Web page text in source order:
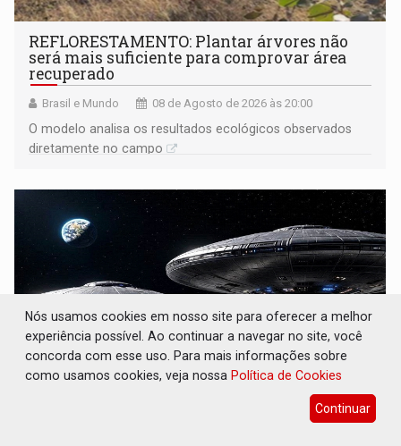
REFLORESTAMENTO: Plantar árvores não
será mais suficiente para comprovar área
recuperado
Brasil e Mundo 08 de Agosto de 2026 às 20:00
O modelo analisa os resultados ecológicos observados
diretamente no campo
OVNIS NA LUA: Cientistas alertam para
possível base secreta no satélite natural da
Nós usamos cookies em nosso site para oferecer a melhor
experiência possível. Ao continuar a navegar no site, você
concorda com esse uso. Para mais informações sobre
como usamos cookies, veja nossa Política de Cookies
Continuar